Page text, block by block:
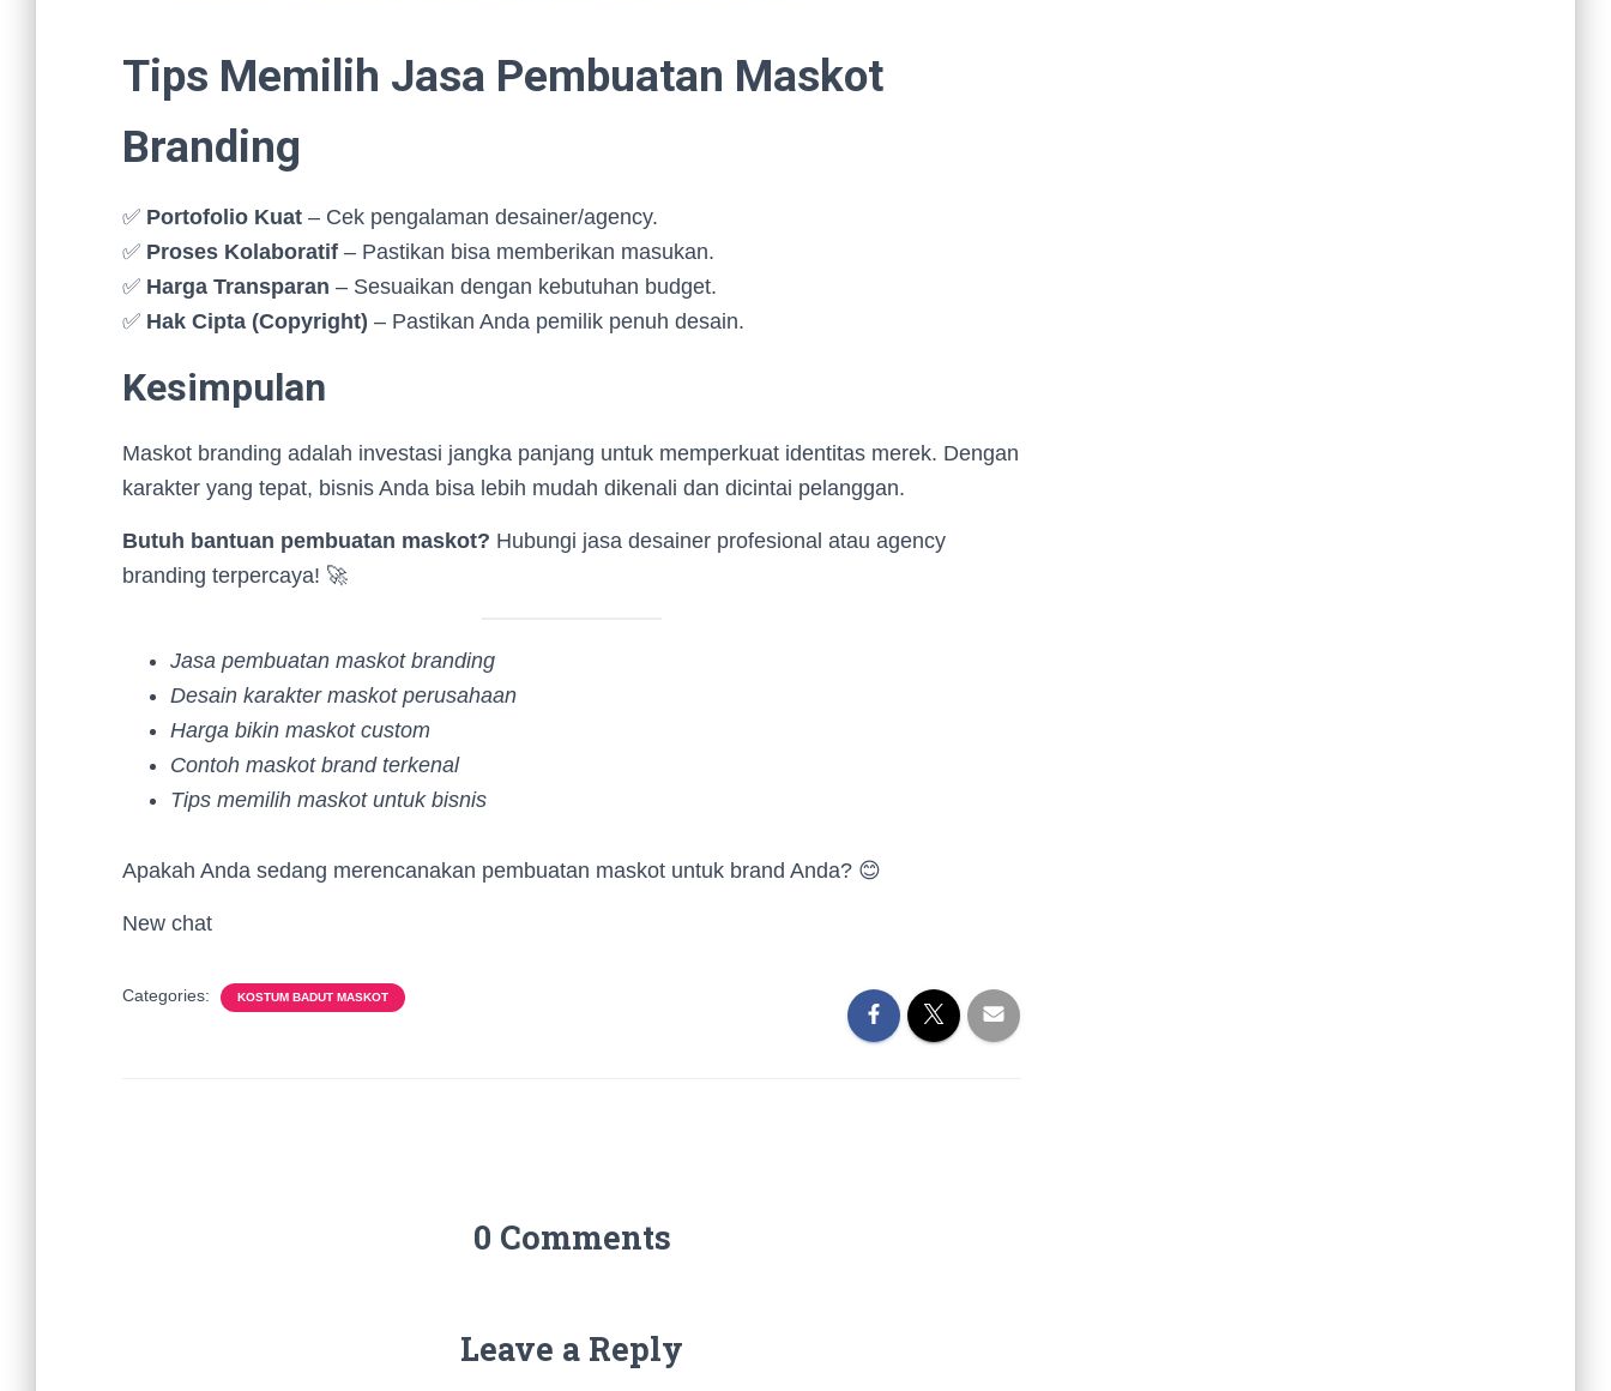
Tips Memilih Jasa Pembuatan Maskot
Branding
✅ Portofolio Kuat – Cek pengalaman desainer/agency.
✅ Proses Kolaboratif – Pastikan bisa memberikan masukan.
✅ Harga Transparan – Sesuaikan dengan kebutuhan budget.
✅ Hak Cipta (Copyright) – Pastikan Anda pemilik penuh desain.
Kesimpulan
Maskot branding adalah investasi jangka panjang untuk memperkuat identitas merek. Dengan
karakter yang tepat, bisnis Anda bisa lebih mudah dikenali dan dicintai pelanggan.
Butuh bantuan pembuatan maskot? Hubungi jasa desainer profesional atau agency
branding terpercaya! 🚀
Jasa pembuatan maskot branding
Desain karakter maskot perusahaan
Harga bikin maskot custom
Contoh maskot brand terkenal
Tips memilih maskot untuk bisnis
Apakah Anda sedang merencanakan pembuatan maskot untuk brand Anda? 😊
New chat
Categories: KOSTUM BADUT MASKOT
0 Comments
Leave a Reply